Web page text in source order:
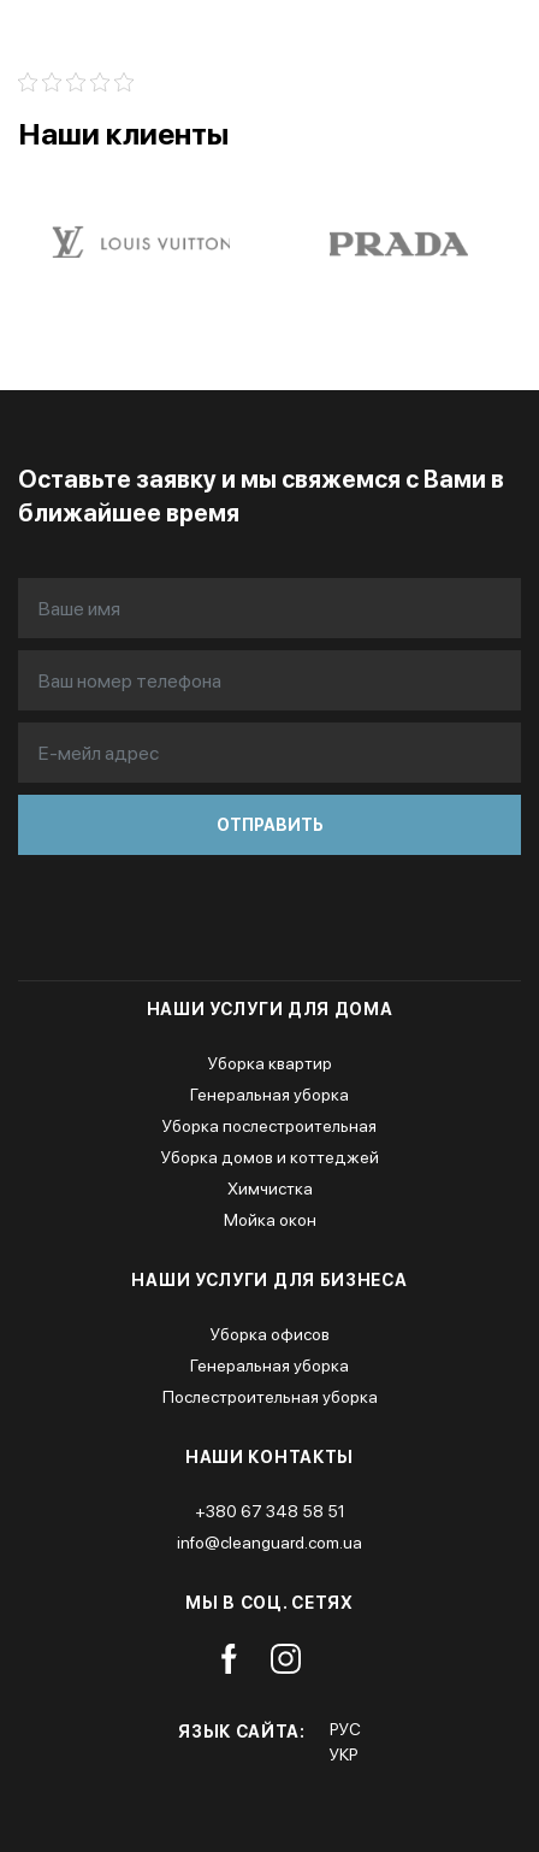
Наши клиенты
Оставьте заявку и мы свяжемся с Вами в
ближайшее время
НАШИ УСЛУГИ ДЛЯ ДОМА
Уборка квартир
Генеральная уборка
Уборка послестроительная
Уборка домов и коттеджей
Химчистка
Мойка окон
НАШИ УСЛУГИ ДЛЯ БИЗНЕСА
Уборка офисов
Генеральная уборка
Послестроительная уборка
НАШИ КОНТАКТЫ
+380 67 348 58 51
info@cleanguard.com.ua
МЫ В СОЦ. СЕТЯХ
ЯЗЫК САЙТА:
РУС
УКР